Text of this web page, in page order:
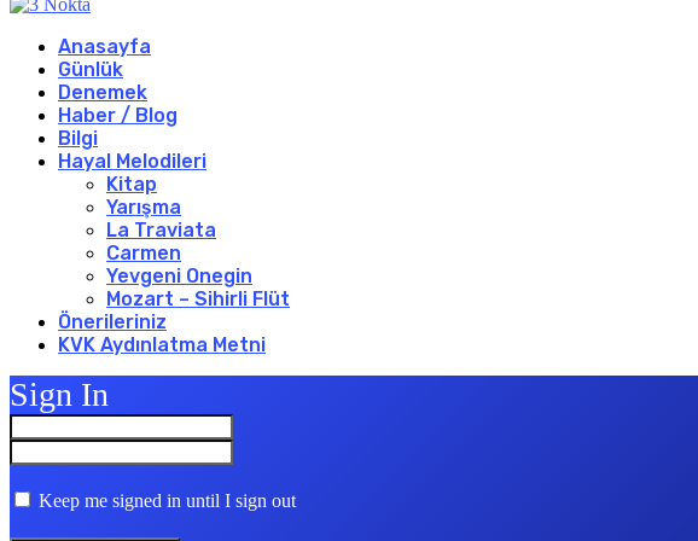
Anasayfa
Günlük
Denemek
Haber / Blog
Bilgi
Hayal Melodileri
Kitap
Yarışma
La Traviata
Carmen
Yevgeni Onegin
Mozart – Sihirli Flüt
Önerileriniz
KVK Aydınlatma Metni
Sign In
Keep me signed in until I sign out